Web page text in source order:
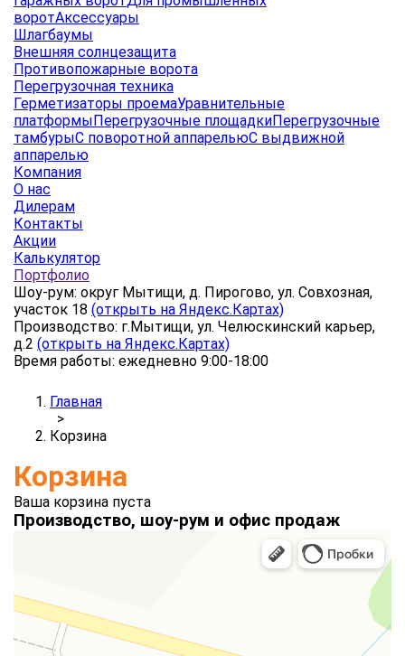
воротАксессуары
Шлагбаумы
Внешняя солнцезащита
Противопожарные ворота
Перегрузочная техника
Герметизаторы проемаУравнительные
платформыПерегрузочные площадкиПерегрузочные
тамбурыС поворотной аппарельюС выдвижной
аппарелью
Компания
О нас
Дилерам
Контакты
Акции
Калькулятор
Портфолио
Шоу-рум: округ Мытищи, д. Пирогово, ул. Совхозная,
участок 18 (открыть на Яндекс.Картах)
Производство: г.Мытищи, ул. Челюскинский карьер,
д.2 (открыть на Яндекс.Картах)
Время работы: ежедневно 9:00-18:00
Главная
>
Корзина
Корзина
Ваша корзина пуста
Производство, шоу-рум и офис продаж